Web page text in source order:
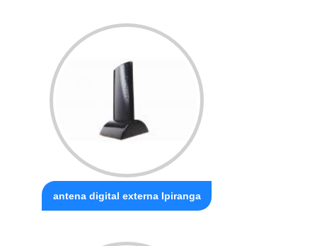
antena digital externa Ipiranga